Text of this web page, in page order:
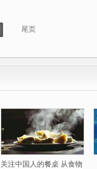
尾页
关注中国人的餐桌 从食物